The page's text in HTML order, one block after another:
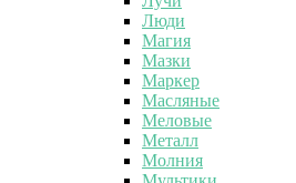
Люди
Магия
Мазки
Маркер
Масляные
Меловые
Металл
Молния